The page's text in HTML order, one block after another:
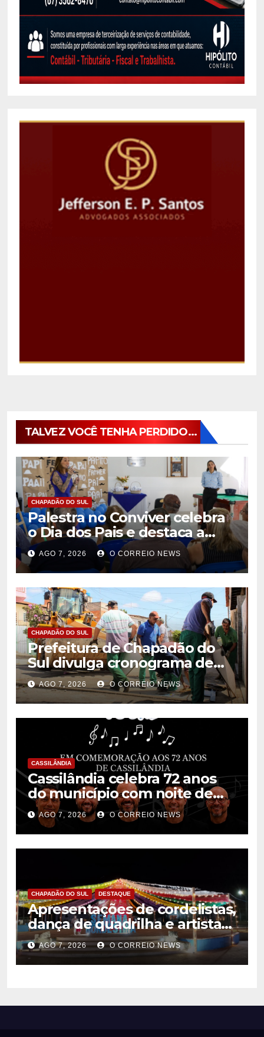
TALVEZ VOCÊ TENHA PERDIDO...
CHAPADÃO DO SUL
Palestra no Conviver celebra
o Dia dos Pais e destaca a
importância da figura paterna
na família
AGO 7, 2026 O CORREIO NEWS
CHAPADÃO DO SUL
Prefeitura de Chapadão do
Sul divulga cronograma de
limpeza de entulhos e bota-
fora para agosto
AGO 7, 2026 O CORREIO NEWS
CASSILÂNDIA
Cassilândia celebra 72 anos
do município com noite de
música, cultura e interação na
Praça São José
AGO 7, 2026 O CORREIO NEWS
CHAPADÃO DO SUL DESTAQUE
Apresentações de cordelistas,
dança de quadrilha e artistas
da casa marcam abertura da
Semana Nordestina em
Chapadão do Sul
AGO 7, 2026 O CORREIO NEWS